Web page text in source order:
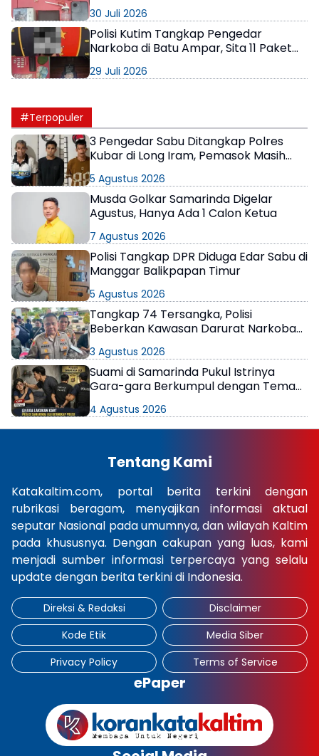
30 Juli 2026
Polisi Kutim Tangkap Pengedar
Narkoba di Batu Ampar, Sita 11 Paket
29 Juli 2026
#Terpopuler
3 Pengedar Sabu Ditangkap Polres
Kubar di Long Iram, Pemasok Masih
5 Agustus 2026
Musda Golkar Samarinda Digelar
Agustus, Hanya Ada 1 Calon Ketua
7 Agustus 2026
Polisi Tangkap DPR Diduga Edar Sabu di
Manggar Balikpapan Timur
5 Agustus 2026
Tangkap 74 Tersangka, Polisi
Beberkan Kawasan Darurat Narkoba
3 Agustus 2026
Suami di Samarinda Pukul Istrinya
Gara-gara Berkumpul dengan Teman
4 Agustus 2026
Tentang Kami
Katakaltim.com, portal berita terkini dengan
rubrikasi beragam, menyajikan informasi aktual
seputar Nasional pada umumnya, dan wilayah Kaltim
pada khususnya. Dengan cakupan yang luas, kami
menjadi sumber informasi terpercaya yang selalu
update dengan berita terkini di Indonesia.
Direksi & Redaksi
Disclaimer
Kode Etik
Media Siber
Privacy Policy
Terms of Service
ePaper